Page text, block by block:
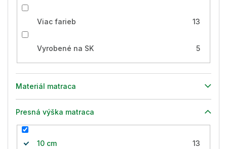
Viac farieb 13
Vyrobené na SK 5
Materiál matraca
Presná výška matraca
10 cm 13